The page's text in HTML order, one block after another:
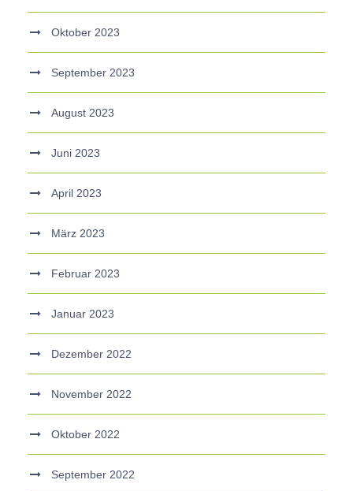
Oktober 2023
September 2023
August 2023
Juni 2023
April 2023
März 2023
Februar 2023
Januar 2023
Dezember 2022
November 2022
Oktober 2022
September 2022